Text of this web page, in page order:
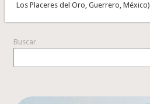
Los Placeres del Oro, Guerrero, México)
Buscar